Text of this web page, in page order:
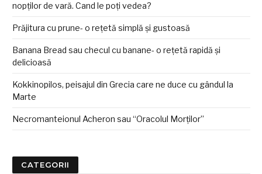
nopților de vară. Cand le poți vedea?
Prăjitura cu prune- o rețetă simplă și gustoasă
Banana Bread sau checul cu banane- o rețetă rapidă și
delicioasă
Kokkinopilos, peisajul din Grecia care ne duce cu gândul la
Marte
Necromanteionul Acheron sau “Oracolul Morților”
CATEGORII